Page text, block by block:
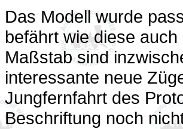
Das Modell wurde
befährt wie diese
Maßstab sind
interessante neue
Jungfernfahrt des
Beschriftung noch